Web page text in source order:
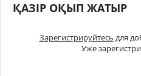
ҚАЗІР ОҚЫП ЖАТЫР
Зарегистрируйтесь для
Уже